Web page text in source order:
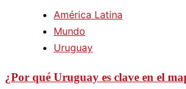
América Latina
Mundo
Uruguay
¿Por qué Uruguay es clave en el